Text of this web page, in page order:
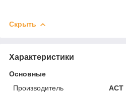
Скрыть
Характеристики
Основные
Производитель
АСТ